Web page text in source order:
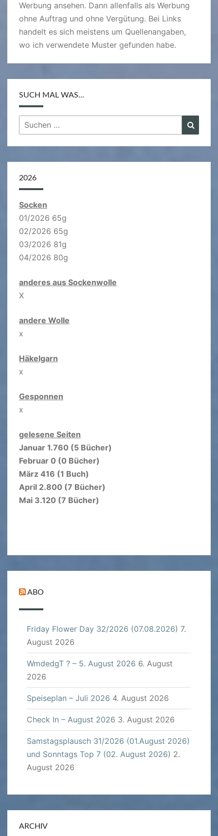
Werbung ansehen. Dann allenfalls als Werbung
ohne Auftrag und ohne Vergütung. Bei Links
handelt es sich meistens um Quellenangaben,
wo ich verwendete Muster gefunden habe.
SUCH MAL WAS…
Suchen
nach:
2026
Socken
01/2026 65g
02/2026 65g
03/2026 81g
04/2026 80g
anderes aus Sockenwolle
X
andere Wolle
x
Häkelgarn
x
Gesponnen
x
gelesene Seiten
Januar 1.760 (5 Bücher)
Februar 0 (0 Bücher)
März 416 (1 Buch)
April 2.800 (7 Bücher)
Mai 3.120 (7 Bücher)
ABO
Friday Flower Day 32/2026 (07.08.2026) 7.
August 2026
WmdedgT ? – 5. August 2026 6. August
2026
Speiseplan – Juli 2026 4. August 2026
Check In – August 2026 3. August 2026
Samstagsplausch 31/2026 (01.August 2026)
und Sonntags Top 7 (02. August 2026) 2.
August 2026
ARCHIV